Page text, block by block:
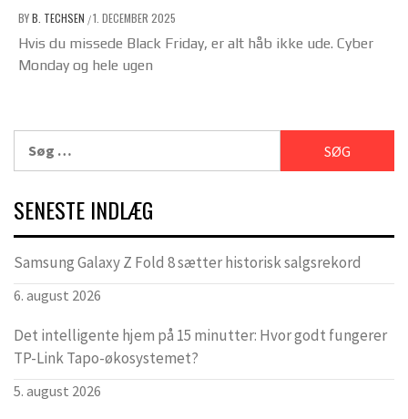
BYB. TECHSEN /1. DECEMBER 2025
Hvis du missede Black Friday, er alt håb ikke ude. Cyber
Monday og hele ugen
efter:
SENESTE INDLÆG
Samsung Galaxy Z Fold 8 sætter historisk salgsrekord
6. august 2026
Det intelligente hjem på 15 minutter: Hvor godt fungerer
TP-Link Tapo-økosystemet?
5. august 2026